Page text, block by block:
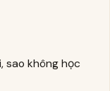
sao không học